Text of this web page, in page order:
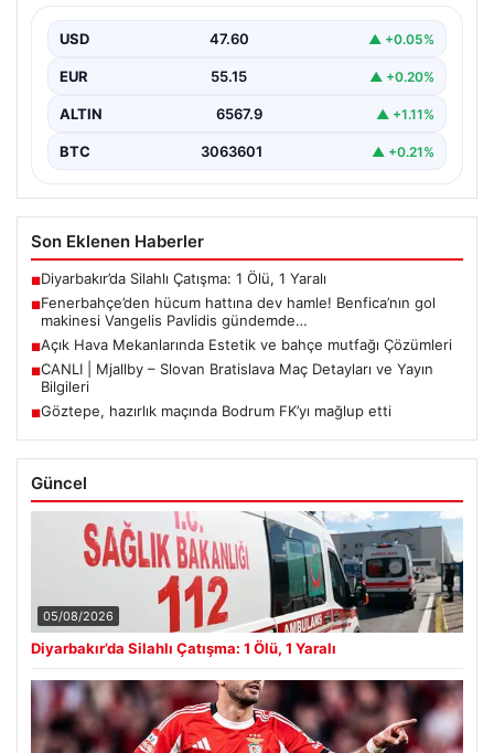
USD 47.60 ▲ +0.05%
EUR 55.15 ▲ +0.20%
ALTIN 6567.9 ▲ +1.11%
BTC 3063601 ▲ +0.21%
Son Eklenen Haberler
■Diyarbakır’da Silahlı Çatışma: 1 Ölü, 1 Yaralı
■Fenerbahçe’den hücum hattına dev hamle! Benfica’nın gol
makinesi Vangelis Pavlidis gündemde…
■Açık Hava Mekanlarında Estetik ve bahçe mutfağı Çözümleri
■CANLI | Mjallby – Slovan Bratislava Maç Detayları ve Yayın
Bilgileri
■Göztepe, hazırlık maçında Bodrum FK’yı mağlup etti
Güncel
05/08/2026
Diyarbakır’da Silahlı Çatışma: 1 Ölü, 1 Yaralı